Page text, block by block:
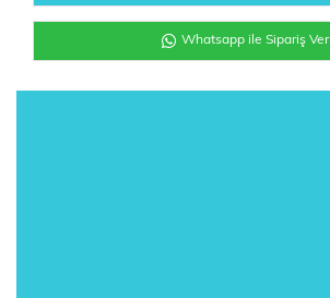
Whatsapp ile Sipariş Ver